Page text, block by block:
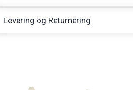
Levering og Returnering